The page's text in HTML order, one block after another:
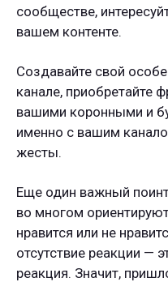
сообществе,
вашем контенте.
Создавайте свой
канале, приобретайте
вашими коронными и
именно с вашим
жесты.
Еще один важный
во многом
нравится или не
отсутствие реакции —
реакция. Значит,